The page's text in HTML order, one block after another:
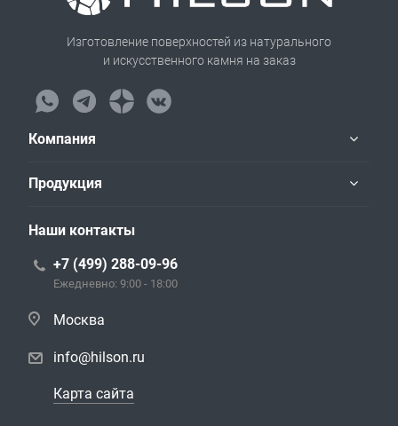
Изготовление поверхностей из натурального
и искусственного камня на заказ
Компания
Продукция
Наши контакты
+7 (499) 288-09-96
Ежедневно: 9:00 - 18:00
Москва
info@hilson.ru
Карта сайта